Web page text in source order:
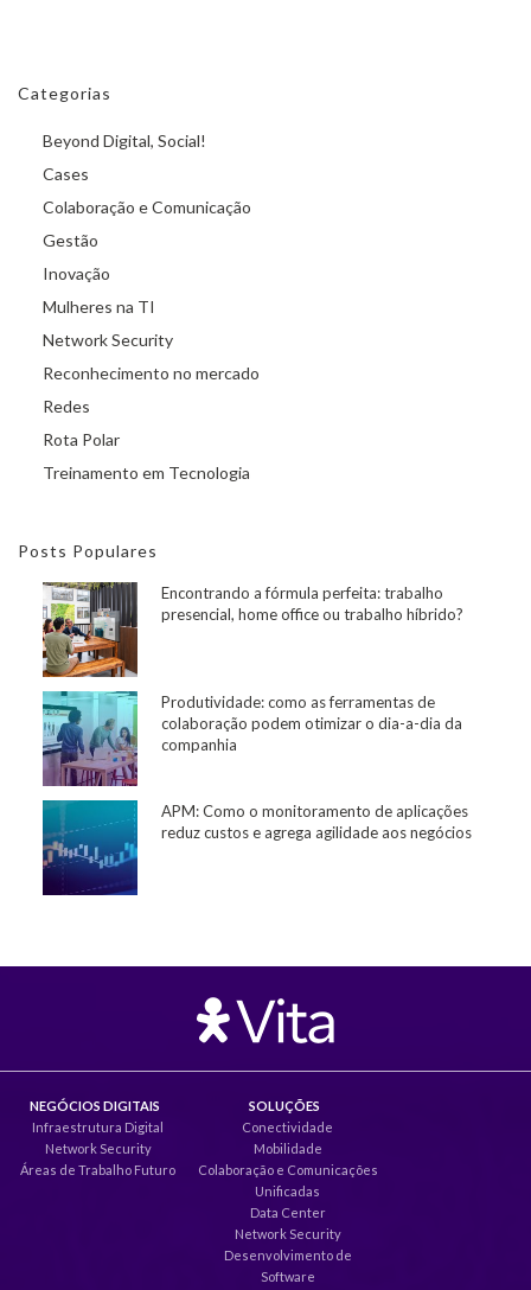
Categorias
Beyond Digital, Social!
Cases
Colaboração e Comunicação
Gestão
Inovação
Mulheres na TI
Network Security
Reconhecimento no mercado
Redes
Rota Polar
Treinamento em Tecnologia
Posts Populares
Encontrando a fórmula perfeita: trabalho
presencial, home office ou trabalho híbrido?
Produtividade: como as ferramentas de
colaboração podem otimizar o dia-a-dia da
companhia
APM: Como o monitoramento de aplicações
reduz custos e agrega agilidade aos negócios
NEGÓCIOS DIGITAIS
Infraestrutura Digital
Network Security
Áreas de Trabalho Futuro
SOLUÇÕES
Conectividade
Mobilidade
Colaboração e Comunicações
Unificadas
Data Center
Network Security
Desenvolvimento de
Software